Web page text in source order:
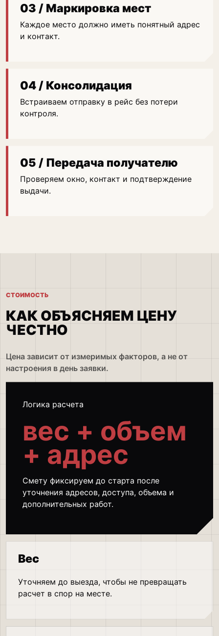
03 / Маркировка мест
Каждое место должно иметь понятный адрес
и контакт.
04 / Консолидация
Встраиваем отправку в рейс без потери
контроля.
05 / Передача получателю
Проверяем окно, контакт и подтверждение
выдачи.
СТОИМОСТЬ
КАК ОБЪЯСНЯЕМ ЦЕНУ
ЧЕСТНО
Цена зависит от измеримых факторов, а не от
настроения в день заявки.
Логика расчета
вес + объем
+ адрес
Смету фиксируем до старта после
уточнения адресов, доступа, объема и
дополнительных работ.
Вес
Уточняем до выезда, чтобы не превращать
расчет в спор на месте.